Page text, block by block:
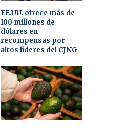
EE.UU. ofrece más de
100 millones de
dólares en
recompensas por
altos líderes del CJNG